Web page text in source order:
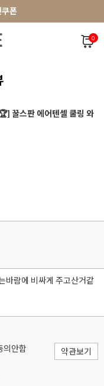
폰
원폰
0
꿀스판 에어텐셀 쿨링 와
바람에 비싸게 주고산거같
의안함 약관보기